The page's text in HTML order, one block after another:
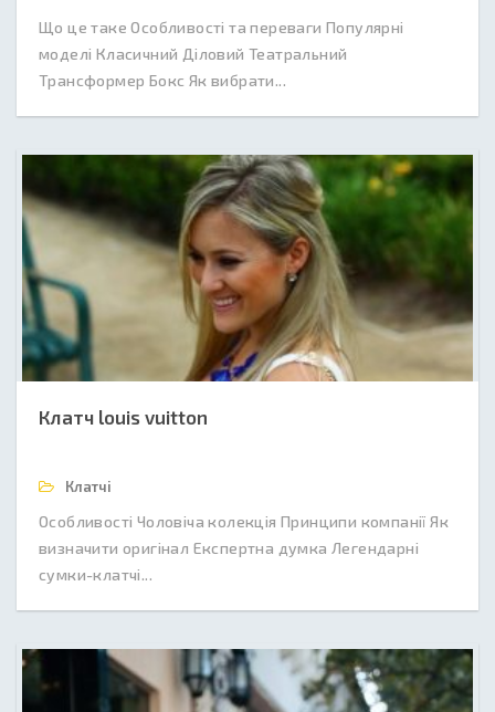
Що це таке Особливості та переваги Популярні
моделі Класичний Діловий Театральний
Трансформер Бокс Як вибрати...
Клатч louis vuitton
Клатчі
Особливості Чоловіча колекція Принципи компанії Як
визначити оригінал Експертна думка Легендарні
сумки-клатчі...